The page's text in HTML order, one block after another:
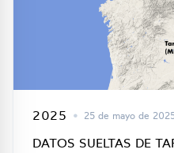
2025 • 25 de mayo de
DATOS SUELTAS DE